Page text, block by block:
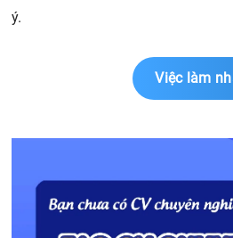
ý.
Việc làm